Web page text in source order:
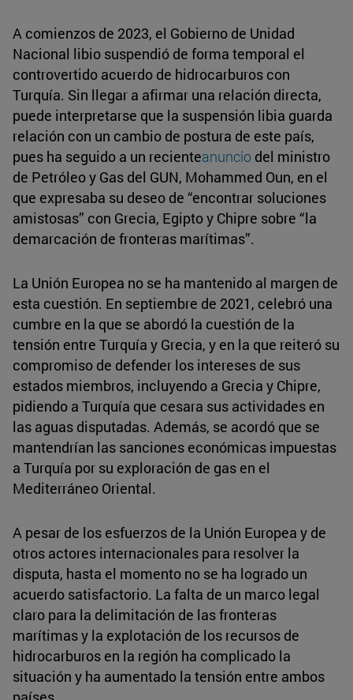
A comienzos de 2023, el Gobierno de Unidad
Nacional libio suspendió de forma temporal el
controvertido acuerdo de hidrocarburos con
Turquía. Sin llegar a afirmar una relación directa,
puede interpretarse que la suspensión libia guarda
relación con un cambio de postura de este país,
pues ha seguido a un recienteanuncio del ministro
de Petróleo y Gas del GUN, Mohammed Oun, en el
que expresaba su deseo de “encontrar soluciones
amistosas” con Grecia, Egipto y Chipre sobre “la
demarcación de fronteras marítimas”.
La Unión Europea no se ha mantenido al margen de
esta cuestión. En septiembre de 2021, celebró una
cumbre en la que se abordó la cuestión de la
tensión entre Turquía y Grecia, y en la que reiteró su
compromiso de defender los intereses de sus
estados miembros, incluyendo a Grecia y Chipre,
pidiendo a Turquía que cesara sus actividades en
las aguas disputadas. Además, se acordó que se
mantendrían las sanciones económicas impuestas
a Turquía por su exploración de gas en el
Mediterráneo Oriental.
A pesar de los esfuerzos de la Unión Europea y de
otros actores internacionales para resolver la
disputa, hasta el momento no se ha logrado un
acuerdo satisfactorio. La falta de un marco legal
claro para la delimitación de las fronteras
marítimas y la explotación de los recursos de
hidrocarburos en la región ha complicado la
situación y ha aumentado la tensión entre ambos